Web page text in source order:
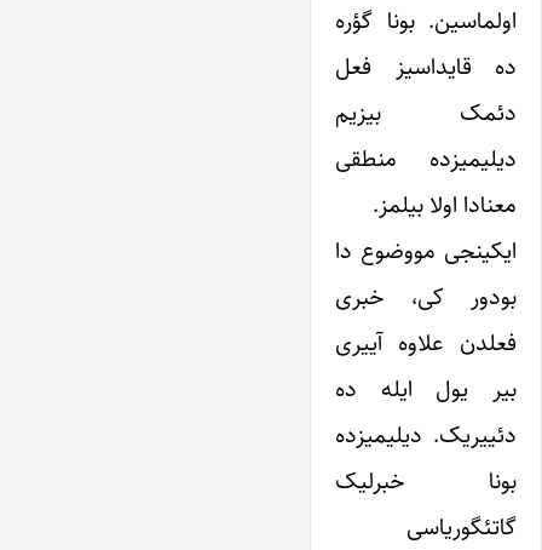
اولماسین. بونا گؤره
ده قایداسیز فعل
دئمک بیزیم
دیلیمیزده منطقی
معنادا اولا بیلمز.
ایکینجی مووضوع دا
بودور کی، خبری
فعلدن علاوه آییری
بیر یول ایله ده
دئییریک. دیلیمیزده
بونا خبرلیک
گاتئگوریاسی